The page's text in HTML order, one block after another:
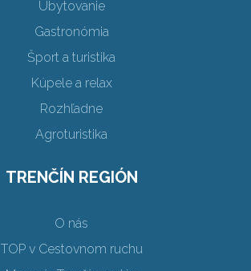
Ubytovanie
Gastronómia
Šport a turistika
Kúpele a relax
Rozhľadne
Agroturistika
TRENČÍN REGIÓN
O nás
TOP v Cestovnom ruchu